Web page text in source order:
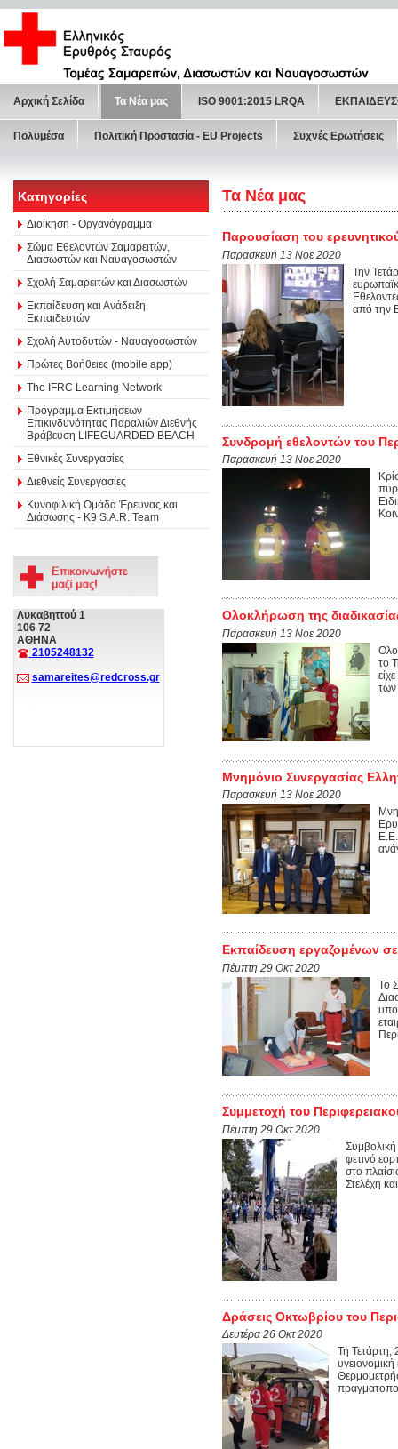
Αρχική Σελίδα Τα Νέα μας ISO 9001:2015 LRQA
Πολυμέσα Πολιτική Προστασία - ΕU Projects Συχνές Ερωτήσεις
Κατηγορίες
Διοίκηση - Οργανόγραμμα
Σώμα Εθελοντών Σαμαρειτών,
Διασωστών και Ναυαγοσωστών
Σχολή Σαμαρειτών και Διασωστών
Εκπαίδευση και Ανάδειξη
Εκπαιδευτών
Σχολή Αυτοδυτών - Ναυαγοσωστών
Πρώτες Βοήθειες (mobile app)
The IFRC Learning Network
Πρόγραμμα Εκτιμήσεων
Επικινδυνότητας Παραλιών Διεθνής
Βράβευση LIFEGUARDED BEACH
Εθνικές Συνεργασίες
Διεθνείς Συνεργασίες
Κυνοφιλική Ομάδα Έρευνας και
Διάσωσης - Κ9 S.A.R. Team
Λυκαβηττού 1
106 72
ΑΘΗΝΑ
2105248132
samareites@redcross.gr
Τα Νέα μας
Παρουσίαση του
Παρασκευή 13 Νοε 2020
Την
από την
Συνδρομή εθελοντών του
Παρασκευή 13 Νοε 2020
Ολοκλήρωση της
Παρασκευή 13 Νοε 2020
το
των
Μνημόνιο Συνεργασίας
Παρασκευή 13 Νοε 2020
Εκπαίδευση εργαζομένων
Πέμπτη 29 Οκτ 2020
Το
Συμμετοχή του
Πέμπτη 29 Οκτ 2020
φετινό
στο
Στελέχη
Δράσεις Οκτωβρίου του
Δευτέρα 26 Οκτ 2020
Τη Τετάρτη,